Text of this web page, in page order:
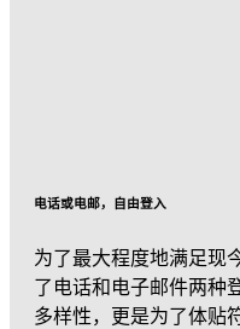
电话或电邮，自由登入
为了最大程度地满足现
了电话和电子邮件两种
多样性，更是为了体贴